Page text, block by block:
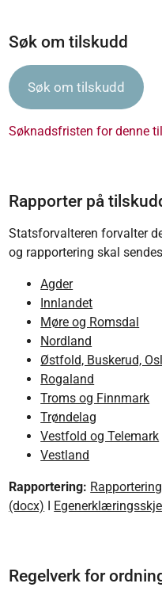
Søk om tilskudd
Søk om tilskudd
Søknadsfristen for denne
Rapporter på
Statsforvalteren forvalter
og rapportering skal
Agder
Innlandet
Møre og Romsdal
Nordland
Østfold, Buskerud,
Rogaland
Troms og Finnmark
Trøndelag
Vestfold og Telemark
Vestland
Rapportering:
(docx) I
Regelverk for